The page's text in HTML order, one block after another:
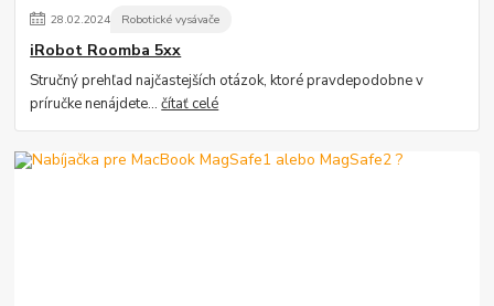
28.02.2024 Robotické vysávače
iRobot Roomba 5xx
Stručný prehľad najčastejších otázok, ktoré pravdepodobne v
príručke nenájdete...čítať celé